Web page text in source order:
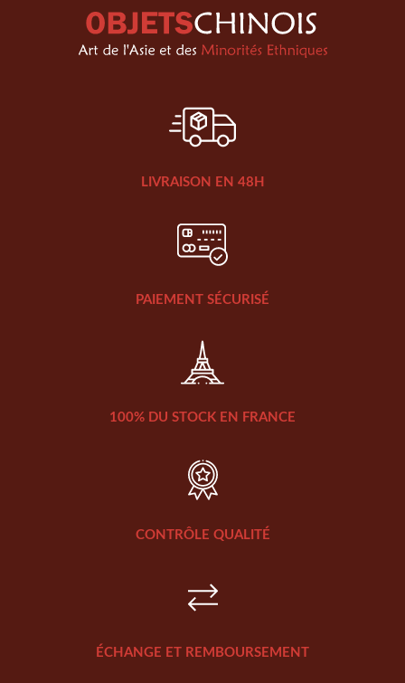
LIVRAISON EN 48H
PAIEMENT SÉCURISÉ
100% DU STOCK EN FRANCE
CONTRÔLE QUALITÉ
ÉCHANGE ET REMBOURSEMENT